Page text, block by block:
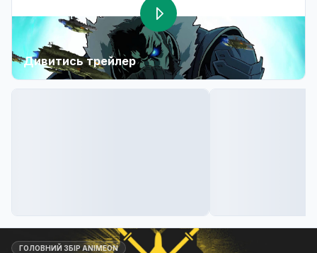
Дивитись трейлер
ГОЛОВНИЙ ЗБІР ANIMEON